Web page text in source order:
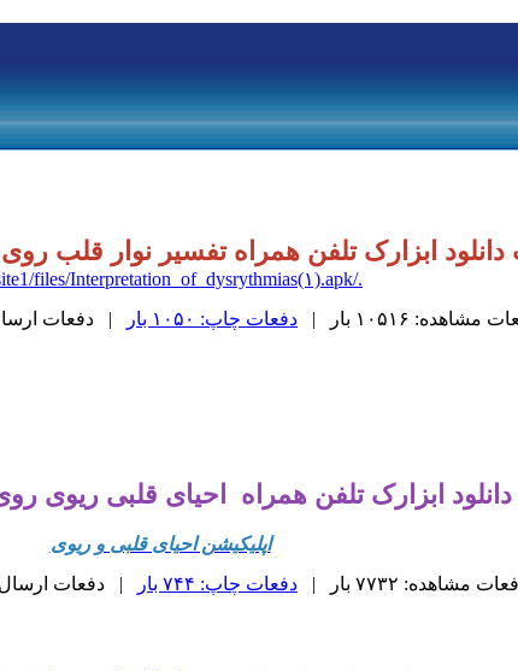
ابزارک تلفن همراه تفسیر نوار قلب
./files/site1/files/Interpretation_of_dysrythmias(۱).apk
مشاهده: ۱۰۵۱۶ بار |
دفعات چاپ: ۱۰۵۰ بار | دفعات ارسال به
ابزارک تلفن همراه احیای قلبی ریوی
اپلیکیشن احیای قلبی و ریوی
مشاهده: ۷۷۳۲ بار |
دفعات چاپ: ۷۴۴ بار | دفعات ارسال به